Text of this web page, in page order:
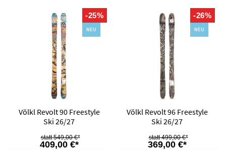
-25%
NEU
Völkl Revolt 90 Freestyle
Ski 26/27
409,00 €*
549,00 €*
-26%
NEU
Völkl Revolt 96 Freestyle
Ski 26/27
369,00 €*
499,00 €*